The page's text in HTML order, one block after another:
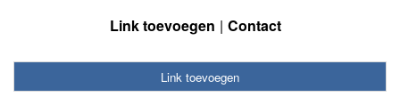
Link toevoegen Contact
Link toevoegen